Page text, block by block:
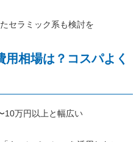
セラミック系も検討を
相場は？コスパよく
10万円以上と幅広い